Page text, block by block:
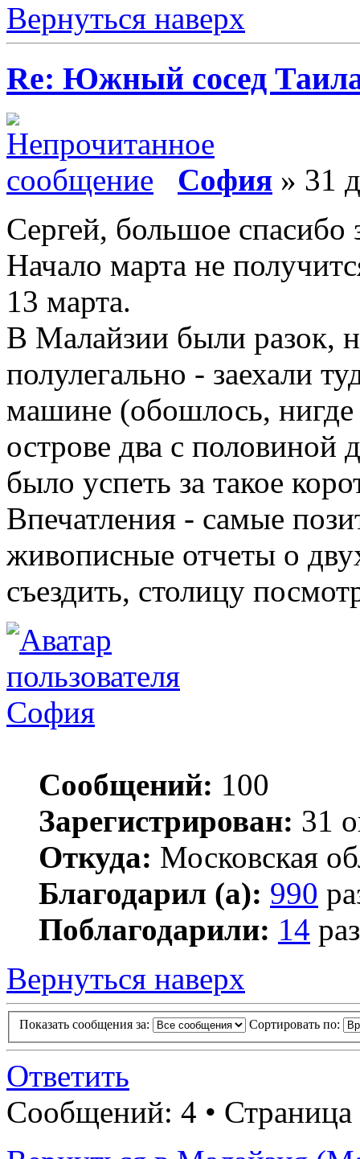
Вернуться наверх
Re: Южный сосед
София » 31
Сергей, большое спасибо
Начало марта не
13 марта.
В Малайзии были разок,
полулегально - заехали
машине (обошлось, нигде
острове два с
было успеть за такое
Впечатления - самые
живописные отчеты о
съездить, столицу
София
Сообщений: 100
Зарегистрирован: 31
Откуда: Московская
Благодарил (а): 990
Поблагодарили: 14
Вернуться наверх
Показать сообщения за: Сортировать по:
Ответить
Сообщений: 4 • Страница